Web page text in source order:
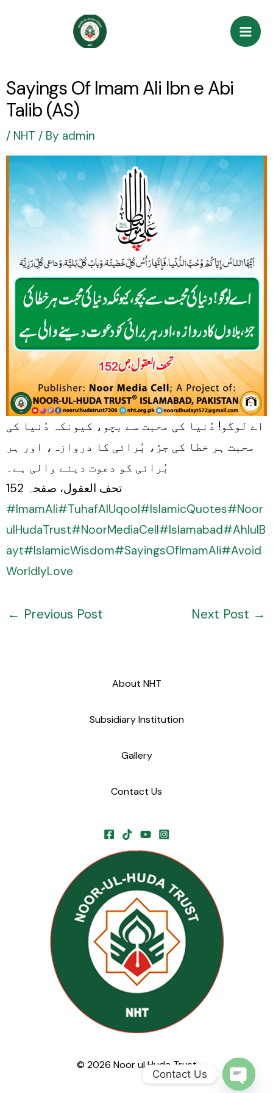
Sayings Of Imam Ali Ibn e Abi
Talib (AS)
/ NHT / By admin
اے لوگو! دُنیا کی محبت سے بچو، کیونکہ دُنیا کی
محبت ہر خطا کی جڑ، بُرائی کا دروازہ، اور ہر
بُرائی کو دعوت دینے والی ہے۔
تحف العقول، صفحہ 152
#ImamAli#TuhafAlUqool#IslamicQuotes#Noor
ulHudaTrust#NoorMediaCell#Islamabad#AhlulB
ayt#IslamicWisdom#SayingsOfImamAli#Avoid
WorldlyLove
← Previous Post Next Post →
About NHT
Subsidiary Institution
Gallery
Contact Us
© 2026 Noor ul Huda Trust
Contact Us